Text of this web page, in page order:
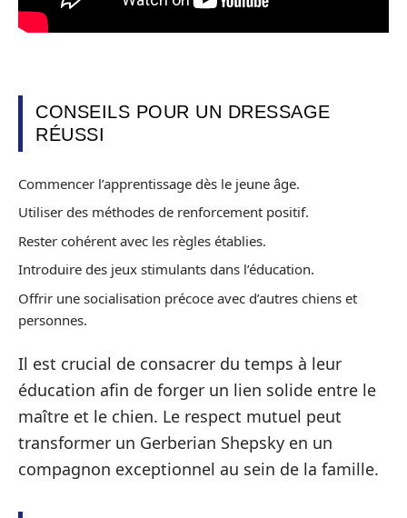
CONSEILS POUR UN DRESSAGE
RÉUSSI
Commencer l’apprentissage dès le jeune âge.
Utiliser des méthodes de renforcement positif.
Rester cohérent avec les règles établies.
Introduire des jeux stimulants dans l’éducation.
Offrir une socialisation précoce avec d’autres chiens et
personnes.
Il est crucial de consacrer du temps à leur
éducation afin de forger un lien solide entre le
maître et le chien. Le respect mutuel peut
transformer un Gerberian Shepsky en un
compagnon exceptionnel au sein de la famille.